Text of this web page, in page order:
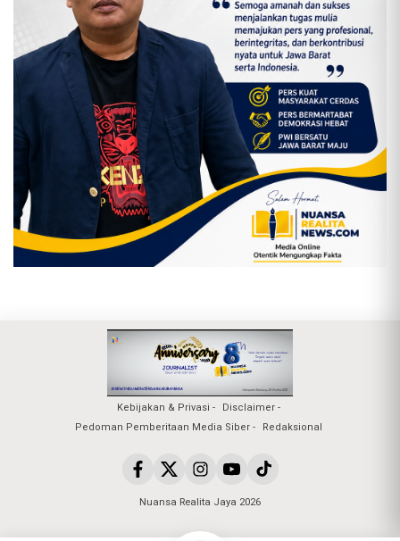
Kebijakan & Privasi
Disclaimer
Pedoman Pemberitaan Media Siber
Redaksional
Nuansa Realita Jaya 2026
Akhmad syahrian hidayattelah
meninggalkan komentar diTerima
Dan Propesional di Kantor SPKT